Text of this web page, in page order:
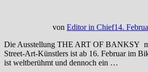
von Editor in Chief14.
Die Ausstellung THE ART OF BANKSY
Street-Art-Künstlers ist ab 16. Februar im
ist weltberühmt und dennoch ein …